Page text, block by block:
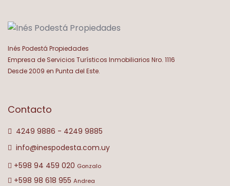
Inés Podestá Propiedades
Empresa de Servicios Turísticos Inmobiliarios Nro. 1116
Desde 2009 en Punta del Este.
Contacto
4249 9886 - 4249 9885
info@inespodesta.com.uy
+598 94 459 020 Gonzalo
+598 98 618 955 Andrea